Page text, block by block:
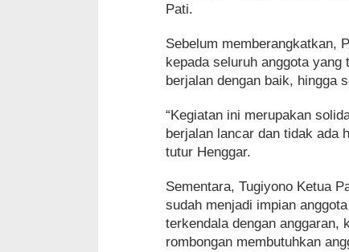
Pati.
Sebelum memberangkatkan,
kepada seluruh anggota
berjalan dengan baik, hingga
“Kegiatan ini merupakan
berjalan lancar dan tidak ada
tutur Henggar.
Sementara, Tugiyono Ketua
sudah menjadi impian
terkendala dengan anggaran,
rombongan membutuhkan